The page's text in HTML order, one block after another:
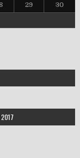
29 30